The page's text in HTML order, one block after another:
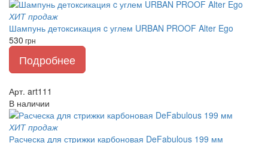
ХИТ продаж
Шампунь детоксикация c углем URBAN PROOF Alter Ego
530 грн
Подробнее
Арт. art111
В наличии
ХИТ продаж
Расческа для стрижки карбоновая DeFabulous 199 мм